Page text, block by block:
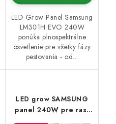
LED Grow Panel Samsung
LM301H EVO 240W
ponúka plnospektrálne
osvetlenie pre všetky fázy
pestovania - od...
LED grow SAMSUNG
panel 240W pre rast